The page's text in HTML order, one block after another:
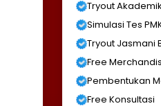
Tryout
Simulasi Tes
Tryout Jasmani
Free
Pembentukan
Free Konsultasi